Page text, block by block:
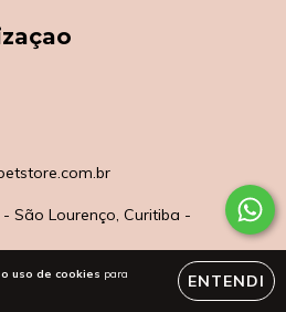
uso de cookies para
ENTENDI
- São Lourenço, Curitiba -